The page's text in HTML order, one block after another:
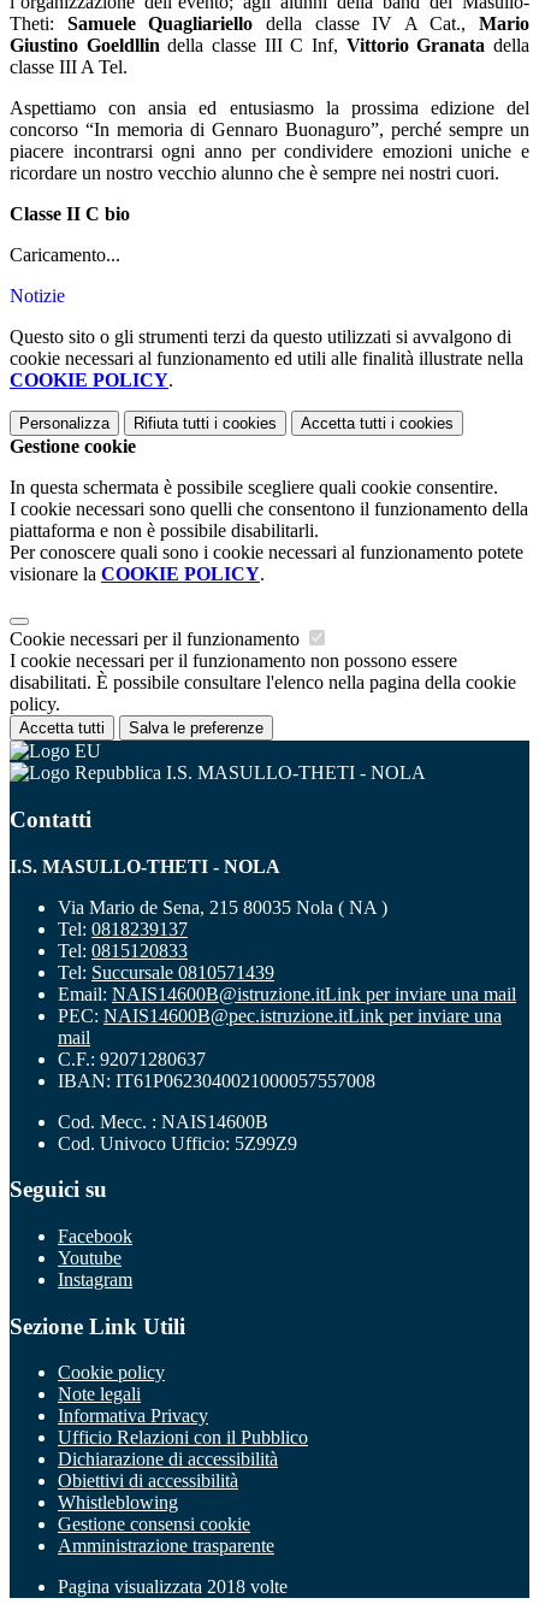
Theti: Samuele Quagliariello della classe IV A Cat., Mario
Giustino Goeldllindella classe III C Inf, Vittorio Granata della
classe III A Tel.
Aspettiamo con ansia ed entusiasmo la prossima edizione del
concorso “In memoria di Gennaro Buonaguro”, perché sempre un
piacere incontrarsi ogni anno per condividere emozioni uniche e
ricordare un nostro vecchio alunno che è sempre nei nostri cuori.
Classe II C bio
Caricamento...
Notizie
Questo sito o gli strumenti terzi da questo utilizzati si avvalgono di
cookie necessari al funzionamento ed utili alle finalità illustrate nella
COOKIE POLICY.
Personalizza Rifiuta tutti i cookies Accetta tutti i cookies
Gestione cookie
In questa schermata è possibile scegliere quali cookie consentire.
I cookie necessari sono quelli che consentono il funzionamento della
piattaforma e non è possibile disabilitarli.
Per conoscere quali sono i cookie necessari al funzionamento potete
visionare la COOKIE POLICY.
Cookie necessari per il funzionamento
I cookie necessari per il funzionamento non possono essere
disabilitati. È possibile consultare l'elenco nella pagina della cookie
policy.
Accetta tutti Salva le preferenze
I.S. MASULLO-THETI - NOLA
Contatti
I.S. MASULLO-THETI - NOLA
Via Mario de Sena, 215 80035 Nola ( NA )
Tel: 0818239137
Tel: 0815120833
Tel: Succursale 0810571439
Email: NAIS14600B@istruzione.itLink per inviare una mail
PEC: NAIS14600B@pec.istruzione.itLink per inviare una
mail
C.F.: 92071280637
IBAN: IT61P0623040021000057557008
Cod. Mecc. : NAIS14600B
Cod. Univoco Ufficio: 5Z99Z9
Seguici su
Facebook
Youtube
Instagram
Sezione Link Utili
Cookie policy
Note legali
Informativa Privacy
Ufficio Relazioni con il Pubblico
Dichiarazione di accessibilità
Obiettivi di accessibilità
Whistleblowing
Gestione consensi cookie
Amministrazione trasparente
Pagina visualizzata 2018 volte